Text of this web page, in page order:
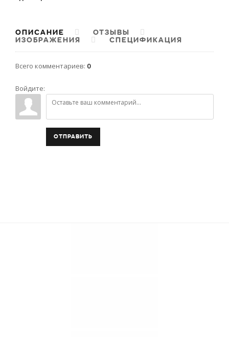
ОПИСАНИЕ
ОТЗЫВЫ
ИЗОБРАЖЕНИЯ
СПЕЦИФИКАЦИЯ
Всего комментариев: 0
Войдите:
ОТПРАВИТЬ